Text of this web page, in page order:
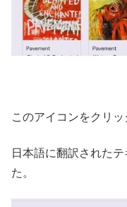
このアイコンをクリッ
日本語に翻訳された
た。